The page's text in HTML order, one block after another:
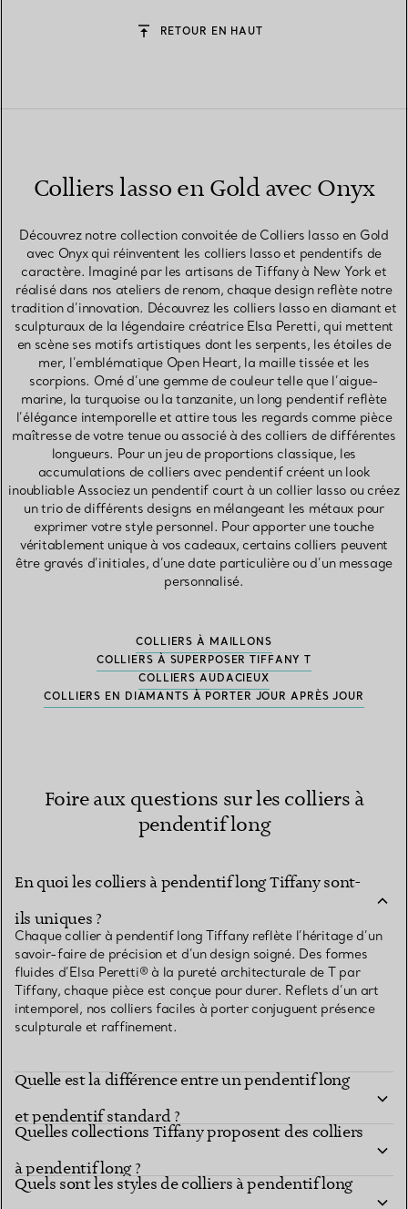
RETOUR EN HAUT
Colliers lasso en Gold avec Onyx
Découvrez notre collection convoitée de Colliers lasso en Gold
avec Onyx qui réinventent les colliers lasso et pendentifs de
caractère. Imaginé par les artisans de Tiffany à New York et
réalisé dans nos ateliers de renom, chaque design reflète notre
tradition d’innovation. Découvrez les colliers lasso en diamant et
sculpturaux de la légendaire créatrice Elsa Peretti, qui mettent
en scène ses motifs artistiques dont les serpents, les étoiles de
mer, l’emblématique Open Heart, la maille tissée et les
scorpions. Orné d’une gemme de couleur telle que l’aigue-
marine, la turquoise ou la tanzanite, un long pendentif reflète
l’élégance intemporelle et attire tous les regards comme pièce
maîtresse de votre tenue ou associé à des colliers de différentes
longueurs. Pour un jeu de proportions classique, les
accumulations de colliers avec pendentif créent un look
inoubliable Associez un pendentif court à un collier lasso ou créez
un trio de différents designs en mélangeant les métaux pour
exprimer votre style personnel. Pour apporter une touche
véritablement unique à vos cadeaux, certains colliers peuvent
être gravés d’initiales, d’une date particulière ou d’un message
personnalisé.
COLLIERS À MAILLONS
COLLIERS À SUPERPOSER TIFFANY T
COLLIERS AUDACIEUX
COLLIERS EN DIAMANTS À PORTER JOUR APRÈS JOUR
Foire aux questions sur les colliers à
pendentif long
En quoi les colliers à pendentif long Tiffany sont-
ils uniques ?
Chaque collier à pendentif long Tiffany reflète l’héritage d’un
savoir-faire de précision et d’un design soigné. Des formes
fluides d’Elsa Peretti® à la pureté architecturale de T par
Tiffany, chaque pièce est conçue pour durer. Reflets d’un art
intemporel, nos colliers faciles à porter conjuguent présence
sculpturale et raffinement.
Quelle est la différence entre un pendentif long
et pendentif standard ?
Quelles collections Tiffany proposent des colliers
à pendentif long ?
Quels sont les styles de colliers à pendentif long